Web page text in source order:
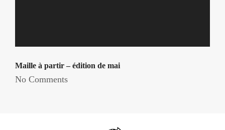
Maille à partir – édition de mai
No Comments